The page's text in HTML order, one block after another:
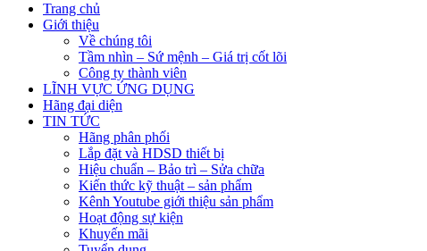
Trang chủ
Giới thiệu
Về chúng tôi
Tầm nhìn – Sứ mệnh – Giá trị cốt lõi
Công ty thành viên
LĨNH VỰC ỨNG DỤNG
Hãng đại diện
TIN TỨC
Hãng phân phối
Lắp đặt và HDSD thiết bị
Hiệu chuẩn – Bảo trì – Sửa chữa
Kiến thức kỹ thuật – sản phẩm
Kênh Youtube giới thiệu sản phẩm
Hoạt động sự kiện
Khuyến mãi